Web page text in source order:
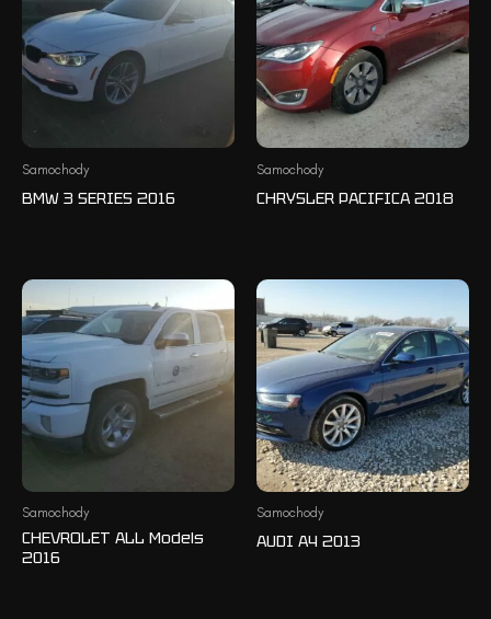
Samochody
BMW 3 SERIES 2016
Samochody
CHRYSLER PACIFICA 2018
Samochody
CHEVROLET ALL Models
2016
Samochody
AUDI A4 2013